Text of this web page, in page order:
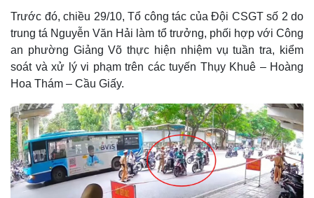
Trước đó, chiều 29/10, Tổ công tác của Đội CSGT số 2 do
trung tá Nguyễn Văn Hải làm tổ trưởng, phối hợp với Công
an phường Giảng Võ thực hiện nhiệm vụ tuần tra, kiểm
soát và xử lý vi phạm trên các tuyến Thụy Khuê – Hoàng
Hoa Thám – Cầu Giấy.